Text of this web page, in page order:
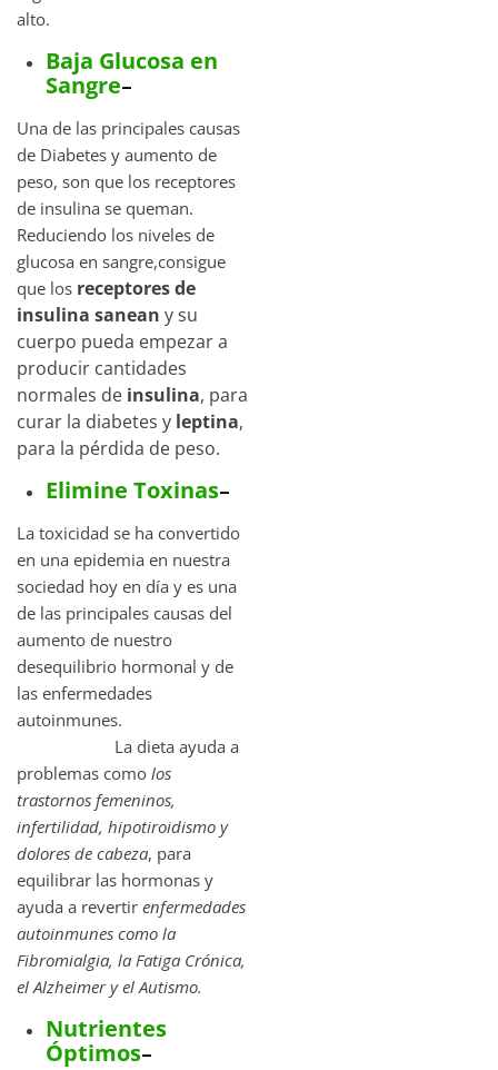
alto.
Baja Glucosa en
Sangre–
Una de las principales causas
de Diabetes y aumento de
peso, son que los receptores
de insulina se queman.
Reduciendo los niveles de
glucosa en sangre,consigue
que los receptores de
insulina sanean y su
cuerpo pueda empezar a
producir cantidades
normales de insulina, para
curar la diabetes y leptina,
para la pérdida de peso.
Elimine Toxinas–
La toxicidad se ha convertido
en una epidemia en nuestra
sociedad hoy en día y es una
de las principales causas del
aumento de nuestro
desequilibrio hormonal y de
las enfermedades
autoinmunes.
La dieta ayuda a
problemas como los
trastornos femeninos,
infertilidad, hipotiroidismo y
dolores de cabeza, para
equilibrar las hormonas y
ayuda a revertir enfermedades
autoinmunes como la
Fibromialgia, la Fatiga Crónica,
el Alzheimer y el Autismo.
Nutrientes
Óptimos–